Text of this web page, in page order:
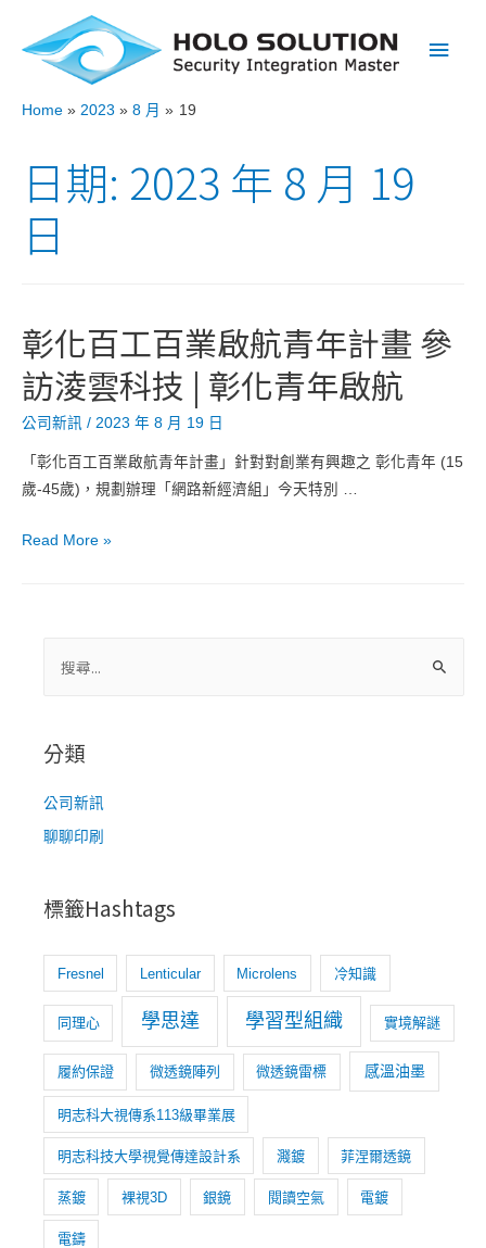
Main
Home 2023 8 月 19
日期: 2023 年 8 月 19
日
彰化百工百業啟航青年計畫 參
訪淩雲科技 | 彰化青年啟航
公司新訊 / 2023 年 8 月 19 日
「彰化百工百業啟航青年計畫」針對對創業有興趣之 彰化青年 (15
歲-45歲)，規劃辦理「網路新經濟組」今天特別 …
彰
Read More »
字
:
分類
公司新訊
聊聊印刷
標籤Hashtags
Fresnel Lenticular Microlens 冷知識
同理心 學思達 學習型組織 實境解謎
履約保證 微透鏡陣列 微透鏡雷標 感溫油墨
明志科大視傳系113級畢業展
明志科技大學視覺傳達設計系 濺鍍 菲涅爾透鏡
蒸鍍 裸視3D 銀鏡 閱讀空氣 電鍍
電鑄